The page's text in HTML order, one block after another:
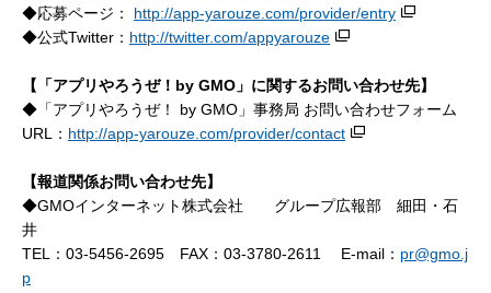
◆応募ページ： http://app-yarouze.com/provider/entry
◆公式Twitter： http://twitter.com/appyarouze
【「アプリやろうぜ！ by GMO 」 に関するお問い合わせ先】
◆「アプリやろうぜ！ by GMO」事務局 お問い合わせフォーム
URL： http://app-yarouze.com/provider/contact
【報道関係お問い合わせ先】
◆GMOインターネット株式会社 グループ広報部 細田・石
井
TEL：03-5456-2695 FAX：03-3780-2611 E-mail： pr@gmo.j
p